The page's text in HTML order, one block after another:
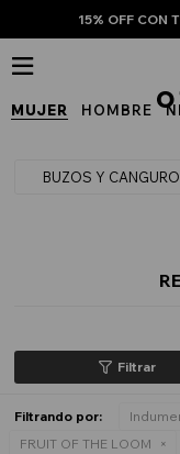
15% OFF CON
MUJER HOMBRE

BUZOS Y
Filtrando por:
FRUIT OF THE LOOM